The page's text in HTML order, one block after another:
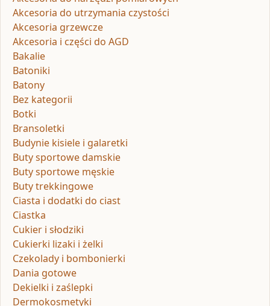
Akcesoria do utrzymania czystości
Akcesoria grzewcze
Akcesoria i części do AGD
Bakalie
Batoniki
Batony
Bez kategorii
Botki
Bransoletki
Budynie kisiele i galaretki
Buty sportowe damskie
Buty sportowe męskie
Buty trekkingowe
Ciasta i dodatki do ciast
Ciastka
Cukier i słodziki
Cukierki lizaki i żelki
Czekolady i bombonierki
Dania gotowe
Dekielki i zaślepki
Dermokosmetyki